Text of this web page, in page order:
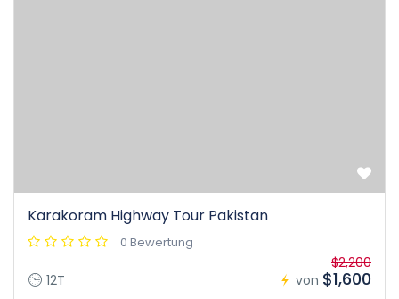
Karakoram Highway Tour Pakistan
0 Bewertung
12T von
$2,200
$1,600